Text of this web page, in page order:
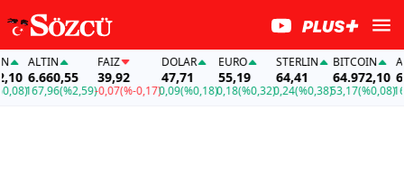
ALTIN
6.660,55
167,96(%2,59)
FAİZ
39,92
-0,07(%-0,17)
DOLAR
47,71
0,09(%0,18)
EURO
55,19
0,18(%0,32)
STERLIN
64,41
0,24(%0,38)
BITCOIN
64.972,10
53,17(%0,08)